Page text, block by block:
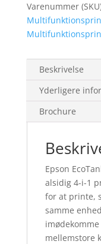
Varenummer
Beskrivelse
Yderligere
Brochure
Epson
alsidig 4-i-1
for at printe,
samme
mellemstore